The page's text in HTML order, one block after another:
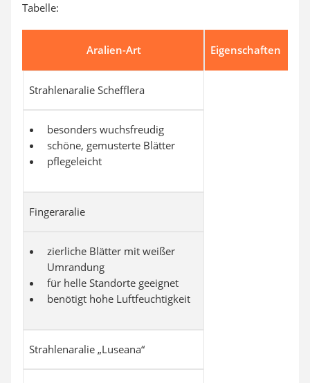
Tabelle:
Aralien-Art Eigenschaften
Strahlenaralie Schefflera
besonders wuchsfreudig
schöne, gemusterte Blätter
pflegeleicht
Fingeraralie
zierliche Blätter mit weißer
Umrandung
für helle Standorte geeignet
benötigt hohe Luftfeuchtigkeit
Strahlenaralie „Luseana“